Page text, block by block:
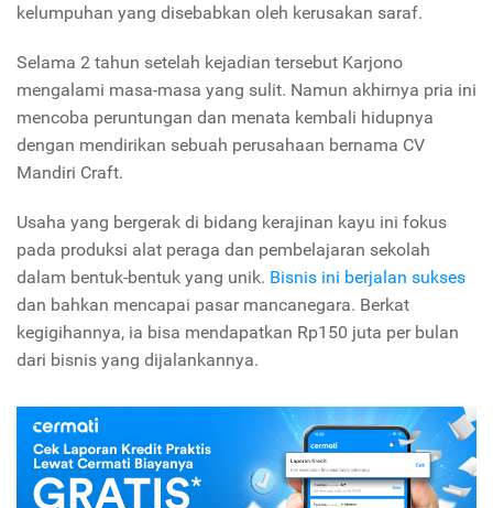
kelumpuhan yang disebabkan oleh kerusakan saraf.
Selama 2 tahun setelah kejadian tersebut Karjono
mengalami masa-masa yang sulit. Namun akhirnya pria ini
mencoba peruntungan dan menata kembali hidupnya
dengan mendirikan sebuah perusahaan bernama CV
Mandiri Craft.
Usaha yang bergerak di bidang kerajinan kayu ini fokus
pada produksi alat peraga dan pembelajaran sekolah
dalam bentuk-bentuk yang unik. Bisnis ini berjalan sukses
dan bahkan mencapai pasar mancanegara. Berkat
kegigihannya, ia bisa mendapatkan Rp150 juta per bulan
dari bisnis yang dijalankannya.